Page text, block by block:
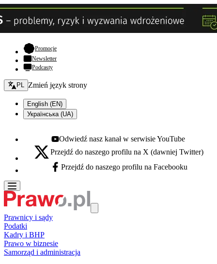
Promocje- otwiera się w nowej karcie
Newsletter
Podcasty
Zmień język - bieżący:
PL Zmień język strony
English (EN)
Українська (UA)
Youtube - otwiera się w nowej karcie
Odwiedź nasz kanał w serwisie YouTube
X - otwiera się w nowej karcie
Przejdź do naszego profilu na X (dawniej Twitter)
Facebook - otwiera się w nowej karcie
Przejdź do naszego profilu na Facebooku
Prawnicy i sądy
Podatki
Kadry i BHP
Prawo w biznesie
Samorząd i administracja